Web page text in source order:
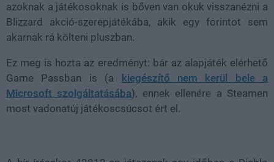
azoknak a játékosoknak is bőven van okuk visszanézni a
Blizzard akció-szerepjátékába, akik egy forintot sem
akarnak rá költeni pluszban.
Ez meg is hozta az eredményt: bár az alapjáték elérhető
Game Passban is (a
kiegészítő nem kerül bele a
Microsoft szolgáltatásába), ennek ellenére a Steamen
most vadonatúj játékoscsúcsot ért el.